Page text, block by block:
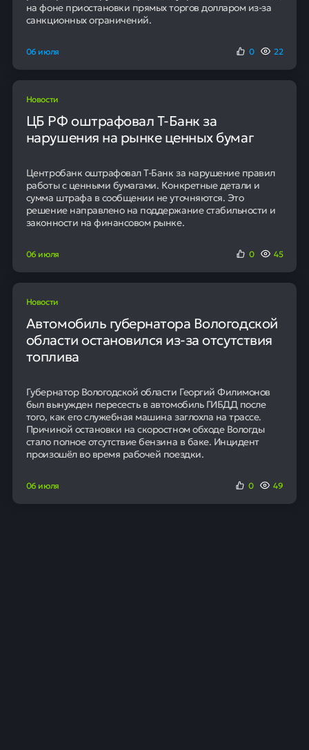
Предполагаемая розничная цена составит до 180
белком браззеин, который является собственным
ингредиентом компании и заменяет сахар.
95
Наших клиентов получают
положительное решение в банке
Получить решение
Контекст рынка и возможные цели
запуска
Браззеин позволяет производителю избежать акциза
на сахаросодержащие напитки. Этот сбор действует в
России с 2023 года и применяется к продукции с
содержанием сахара более 5 грамм на 100 мл. С
января 2026 года ставка акциза увеличилась на 10% и
составляет 7 рублей за литр.